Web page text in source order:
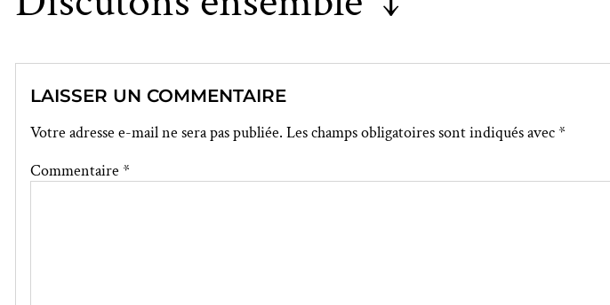
LAISSER UN COMMENTAIRE
Votre adresse e-mail ne sera pas publiée. Les champs obligatoires sont indiqués avec*
Commentaire *